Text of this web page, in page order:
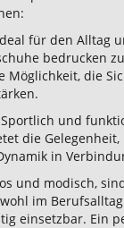
für den Alltag
bedrucken
Möglichkeit, die
und
die
in
und modisch,
im
einsetzbar. Ein